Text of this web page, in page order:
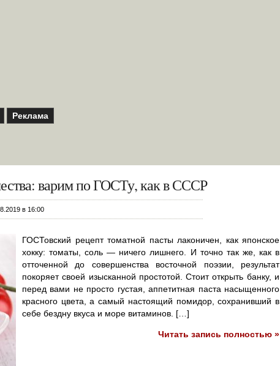
Реклама
варим по ГОСТу, как в СССР
в 16:00
ГОСТовский рецепт томатной пасты лаконичен, как японское
хокку: томаты, соль — ничего лишнего. И точно так же, как в
отточенной до совершенства восточной поэзии, результат
покоряет своей изысканной простотой. Стоит открыть банку, и
перед вами не просто густая, аппетитная паста насыщенного
красного цвета, а самый настоящий помидор, сохранивший в
себе бездну вкуса и море витаминов. […]
Читать запись полностью »